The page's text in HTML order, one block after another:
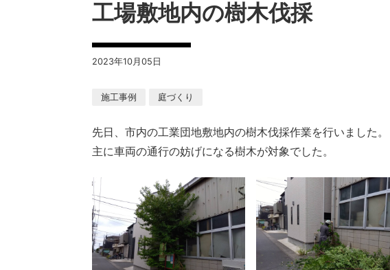
工場敷地内の樹木伐採
2023年10月05日
施工事例 庭づくり
先日、市内の工業団地敷地内の樹木伐採作業を行いました。
主に車両の通行の妨げになる樹木が対象でした。